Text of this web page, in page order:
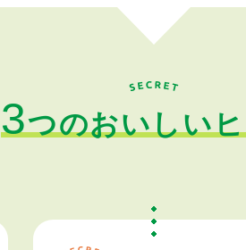
3つのおいしい